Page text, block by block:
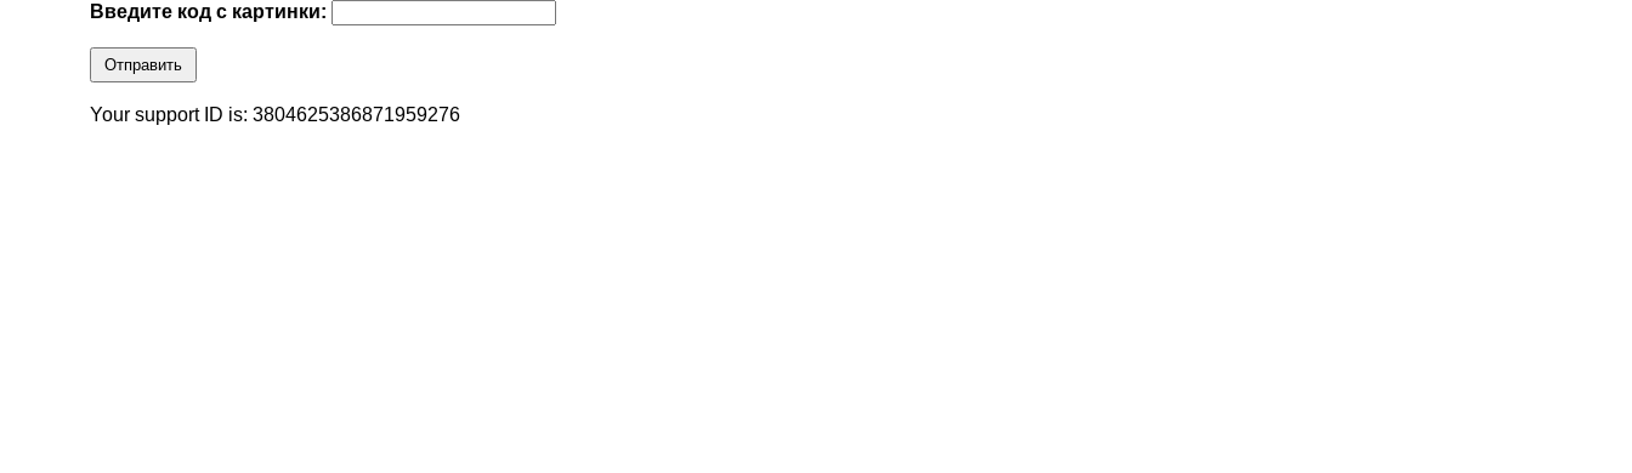
Введите код с картинки:
Отправить
Your support ID is: 3804625386871959276